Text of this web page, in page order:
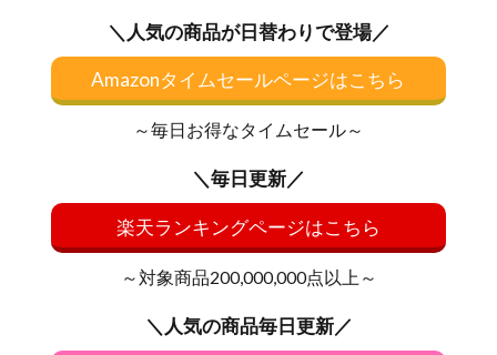
＼人気の商品が日替わりで登場／
Amazonタイムセールページはこちら
～毎日お得なタイムセール～
＼毎日更新／
楽天ランキングページはこちら
～対象商品200,000,000点以上～
＼人気の商品毎日更新／